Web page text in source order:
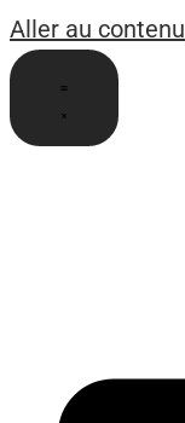
Aller au contenu